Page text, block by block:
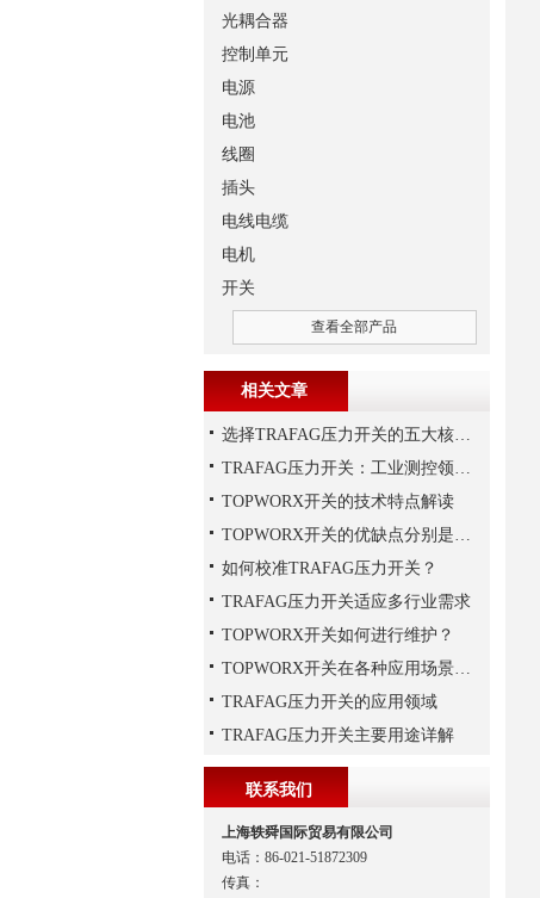
光耦合器
控制单元
电源
电池
线圈
插头
电线电缆
电机
开关
查看全部产品
相关文章
选择TRAFAG压力开关的五大核心理由
TRAFAG压力开关：工业测控领域的精密之选
TOPWORX开关的技术特点解读
TOPWORX开关的优缺点分别是什么？
如何校准TRAFAG压力开关？
TRAFAG压力开关适应多行业需求
TOPWORX开关如何进行维护？
TOPWORX开关在各种应用场景中的功能
TRAFAG压力开关的应用领域
TRAFAG压力开关主要用途详解
联系我们
上海轶舜国际贸易有限公司
电话：86-021-51872309
传真：